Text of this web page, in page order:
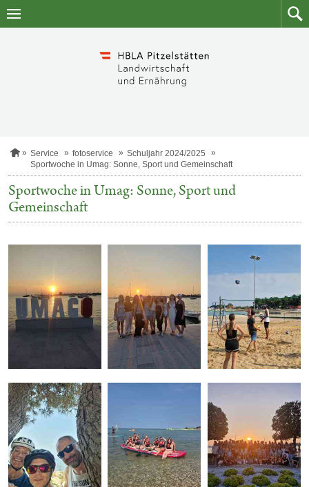
Zum
Zum
S
a
r
t
s
Service fotoservice
Schuljahr 2024/2025
Sportwoche in Umag: Sonne, Sport und Gemeinschaft
Sportwoche in Umag: Sonne, Sport und
Gemeinschaft